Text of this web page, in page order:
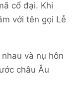
cổ đại. Khi
với tên gọi Lễ
và nụ hôn
châu Âu